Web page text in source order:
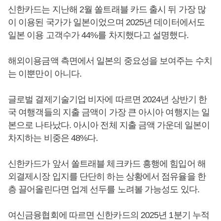
신한카드는 지난해 2월 쏠트래블 카드 출시 뒤 가장 많
이 이용된 국가가 일본이었으며 2025년 데이터에서도
일본 이용 고객수가 44%를 차지했다고 설명했다.
해외이용금액 측면에서 일본의 중요성을 보여주는 수치
는 이뿐만이 아니다.
글로벌 결제기술기업 비자에 따르면 2024년 상반기 한
국 여행객들의 지출 금액이 가장 큰 아시아 여행지는 일
본으로 나타났다. 아시아 전체 지출 금액 가운데 일본이
차지하는 비중은 48%다.
신한카드가 앞서 쏠트래블 체크카드 흥행에 힘입어 해
외결제시장 입지를 단단히 하는 상황에서 점유율을 한
층 끌어올린다면 업계 선두를 노려볼 가능성도 있다.
여신금융협회에 따르면 신한카드의 2025년 1분기 누적